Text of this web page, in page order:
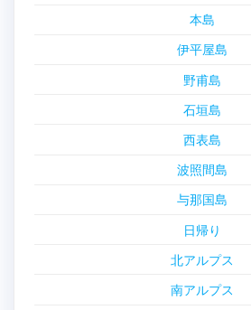
本島
伊平屋島
野甫島
石垣島
西表島
波照間島
与那国島
日帰り
北アルプス
南アルプス